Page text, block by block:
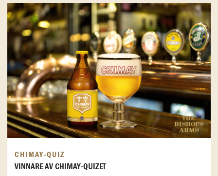
CHIMAY-QUIZ
VINNARE AV CHIMAY-QUIZET